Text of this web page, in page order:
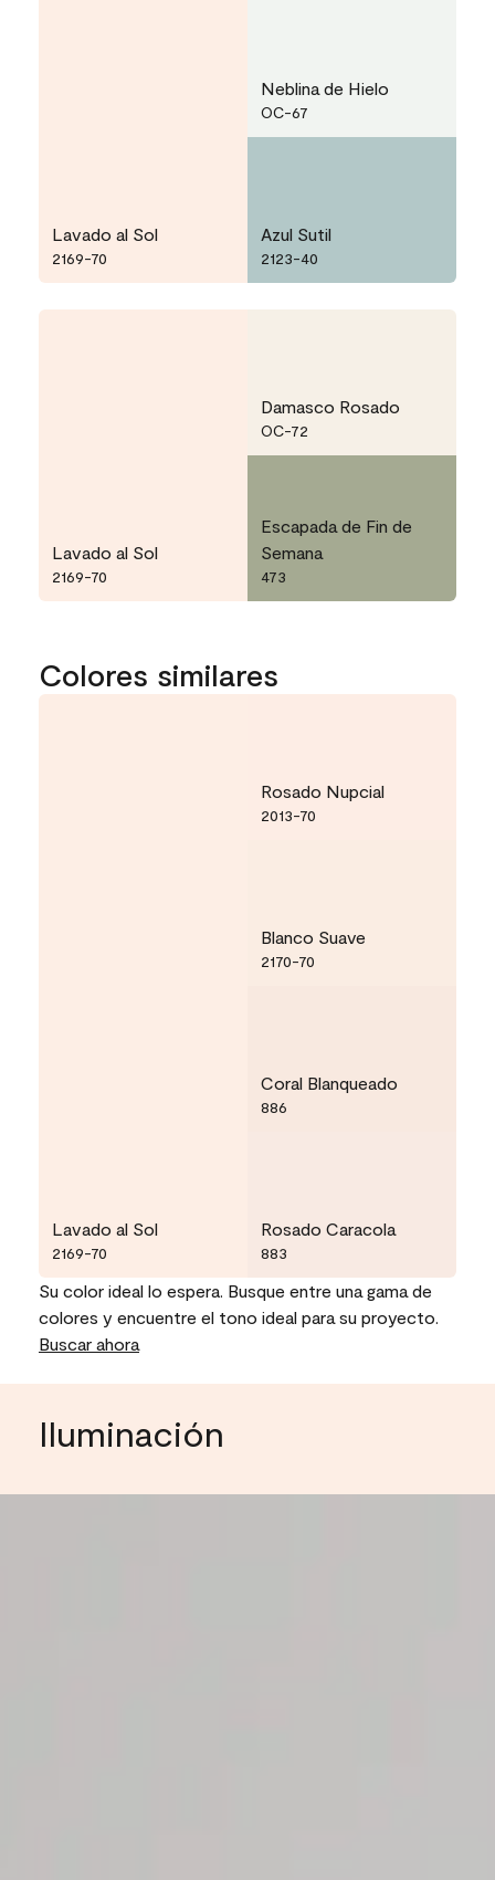
Lavado al Sol
2169-70
Neblina de Hielo
OC-67
Azul Sutil
2123-40
Lavado al Sol
2169-70
Damasco Rosado
OC-72
Escapada de Fin de
Semana
473
Colores similares
Lavado al Sol
2169-70
Rosado Nupcial
2013-70
Blanco Suave
2170-70
Coral Blanqueado
886
Rosado Caracola
883
Su color ideal lo espera. Busque entre una gama de
colores y encuentre el tono ideal para su proyecto.
Buscar ahora
Iluminación